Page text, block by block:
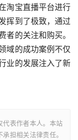
淘宝直播平台进行
挥到了极致，通过
者的关注和购买。
域的成功案例不仅
业的发展注入了新
代表作者本人。本站
担相关法律责任。